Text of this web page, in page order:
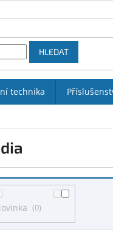
HLEDAT
technika
0